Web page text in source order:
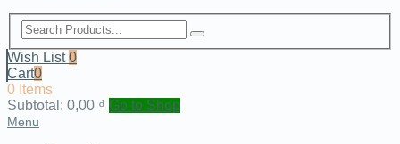
Wish List0
Cart0
0 Items
Subtotal: 0,00 ₫ Go to Shop
Menu